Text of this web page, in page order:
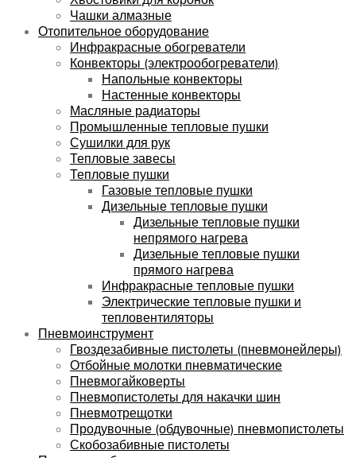
Чашки алмазные
Отопительное оборудование
Инфракрасные обогреватели
Конвекторы (электрообогреватели)
Напольные конвекторы
Настенные конвекторы
Масляные радиаторы
Промышленные тепловые пушки
Сушилки для рук
Тепловые завесы
Тепловые пушки
Газовые тепловые пушки
Дизельные тепловые пушки
Дизельные тепловые пушки
непрямого нагрева
Дизельные тепловые пушки
прямого нагрева
Инфракрасные тепловые пушки
Электрические тепловые пушки и
тепловентиляторы
Пневмоинструмент
Гвоздезабивные пистолеты (пневмонейлеры)
Отбойные молотки пневматические
Пневмогайковерты
Пневмопистолеты для накачки шин
Пневмотрещотки
Продувочные (обдувочные) пневмопистолеты
Скобозабивные пистолеты